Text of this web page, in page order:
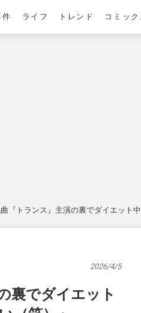
件 ライフ トレンド コミック
『トランス』主演の裏でダイエット
2026/4/5
裏でダイエット